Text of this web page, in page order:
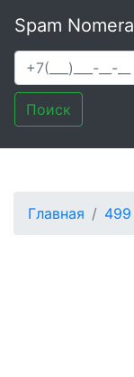
Spam Nomera
Поиск
Главная 499